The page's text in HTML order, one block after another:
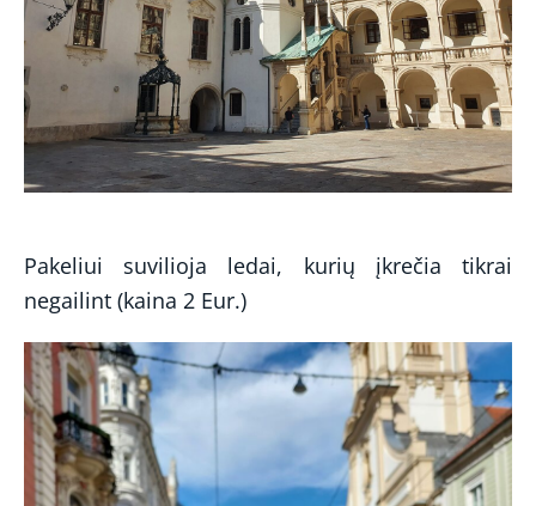
Pakeliui suvilioja ledai, kurių įkrečia tikrai
negailint (kaina 2 Eur.)